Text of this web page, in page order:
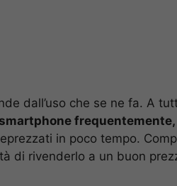
dall’uso che se ne fa. A
in poco tempo.
di rivenderlo a un buon